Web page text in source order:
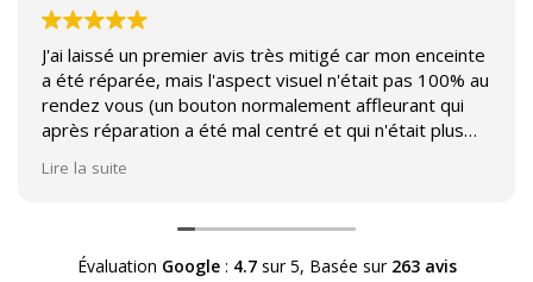
J'ai laissé un premier avis très mitigé car mon enceinte
a été réparée, mais l'aspect visuel n'était pas 100% au
rendez vous (un bouton normalement affleurant qui
après réparation a été mal centré et qui n'était plus
Héritage afin d'échanger sur mon expérience et on
m'a fourni des explications sur le pourquoi cet aspect
Lire la suite
Évaluation Google: 4.7sur 5, Basée sur 263 avis